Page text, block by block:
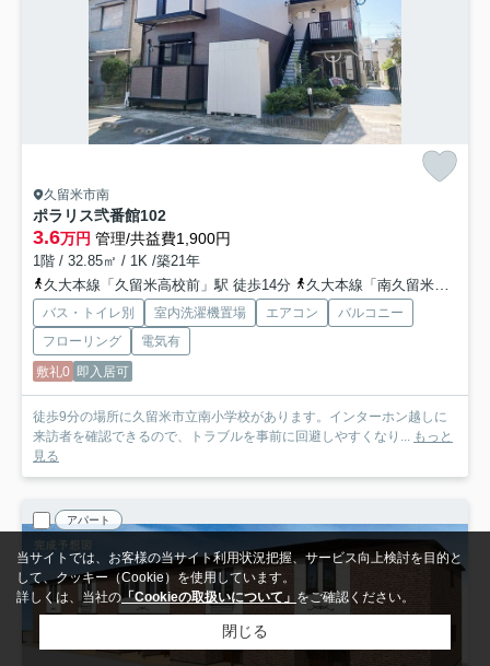
久留米市南
ポラリス弐番館102
3.6万円 管理/共益費1,900円
1階 / 32.85㎡ / 1K /築21年
久大本線「久留米高校前」駅 徒歩14分
久大本線「南久留米」駅 徒歩25分
バス・トイレ別 室内洗濯機置場 エアコン
バルコニー
フローリング
電気有
敷礼0 即入居可
徒歩9分の場所に久留米市立南小学校があります。インターホン越しに
来訪者を確認できるので、トラブルを事前に回避しやすくなり... もっと
見る
アパート
当サイトでは、お客様の当サイト利用状況把握、サービス向上検討を目的と
して、クッキー（Cookie）を使用しています。
詳しくは、当社の「Cookieの取扱いについて」 をご確認ください。
閉じる